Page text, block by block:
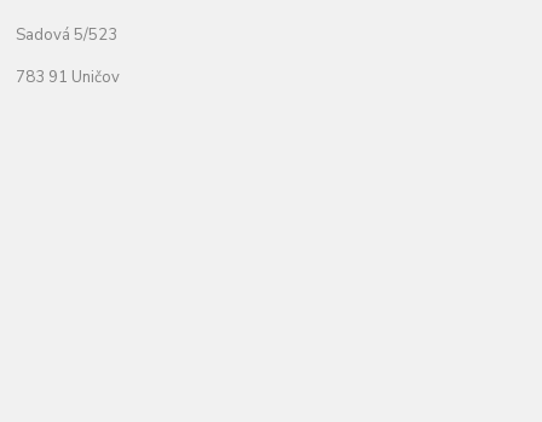
Sadová 5/523
783 91 Uničov